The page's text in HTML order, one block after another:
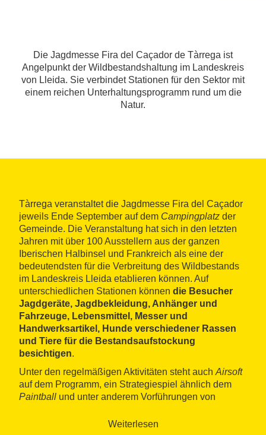
Die Jagdmesse Fira del Caçador de Tàrrega ist
Angelpunkt der Wildbestandshaltung im Landeskreis
von Lleida. Sie verbindet Stationen für den Sektor mit
einem reichen Unterhaltungsprogramm rund um die
Natur.
Tàrrega veranstaltet die Jagdmesse Fira del Caçador
jeweils Ende September auf dem Campingplatz der
Gemeinde. Die Veranstaltung hat sich in den letzten
Jahren mit über 100 Ausstellern aus der ganzen
Iberischen Halbinsel und Frankreich als eine der
bedeutendsten für die Verbreitung des Wildbestands
im Landeskreis Lleida etablieren können. Auf
unterschiedlichen Stationen können die Besucher
Jagdgeräte, Jagdbekleidung, Anhänger und
Fahrzeuge, Lebensmittel, Messer und
Handwerksartikel, Hunde verschiedener Rassen
und Tiere für die Bestandsaufstockung
besichtigen.
Unter den regelmäßigen Aktivitäten steht auch Airsoft
auf dem Programm, ein Strategiespiel ähnlich dem
Paintball und unter anderem Vorführungen von
Pferdeschauen. Die Spielangebote sind geeignet für
Weiterlesen